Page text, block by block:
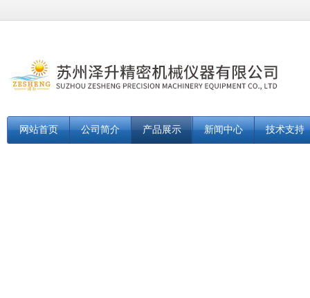
网站首页 公司简介 产品展示 新闻中心 技术支持